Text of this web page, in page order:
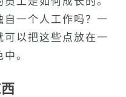
一个人工作吗？一
可以把这些点放在一
。